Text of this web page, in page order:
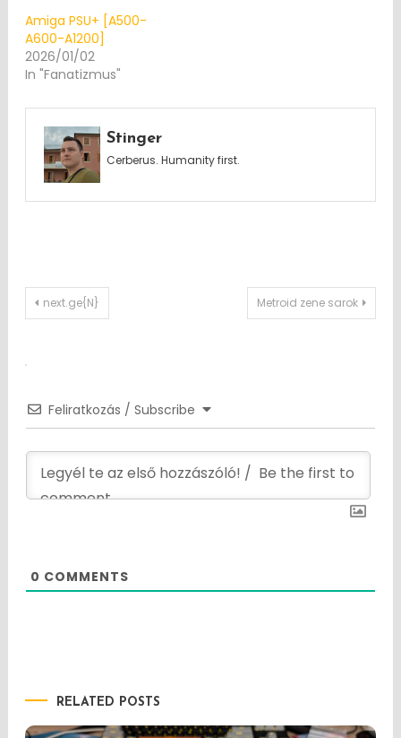
Amiga PSU+ [A500-
A600-A1200]
2026/01/02
In "Fanatizmus"
Stinger
Cerberus. Humanity first.
Post
next.ge{N} Metroid zene sarok
Feliratkozás / Subscribe
0 COMMENTS
RELATED POSTS